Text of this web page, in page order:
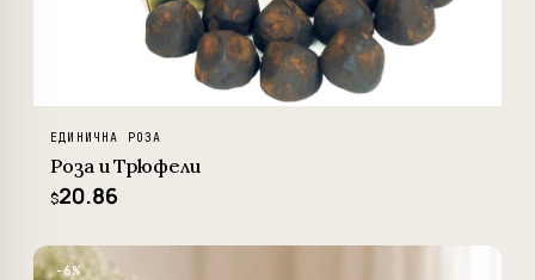
ЕДИНИЧНА РОЗА
Роза и Трюфели
$20.86
−6%